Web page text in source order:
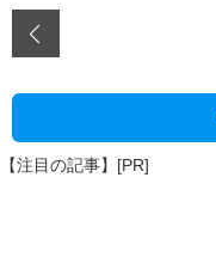
【注目の記事】[PR]